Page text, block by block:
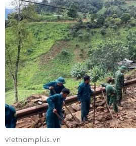
vietnamplus.vn